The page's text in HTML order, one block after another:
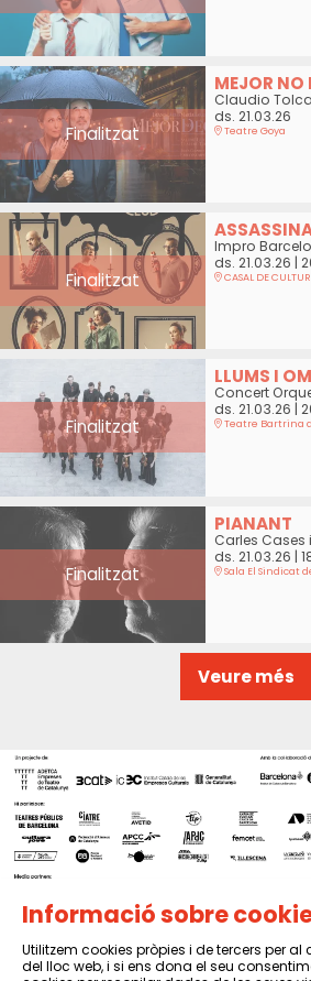
Finalitzat
MEJOR NO
Claudio
ds. 21.03.26
Teatre Goya
Finalitzat
Impro
ds. 21.03.26 |
CASAL DE
Finalitzat
LLUMS I
Concert
ds. 21.03.26 |
Teatre Bartrina
Finalitzat
PIANANT
Carles Cases
ds. 21.03.26 |
Sala El Sindicat
Veure més
Sitemap | Avís Legal | Política de
Informació sobre
Utilitzem cookies pròpies i de tercers per
del lloc web, i si ens dona el seu